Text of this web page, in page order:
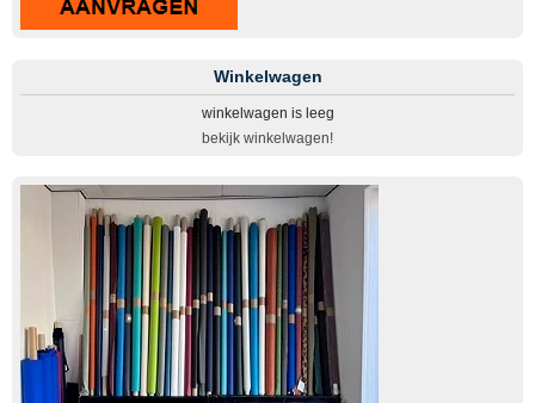
Winkelwagen
winkelwagen is leeg
bekijk winkelwagen!